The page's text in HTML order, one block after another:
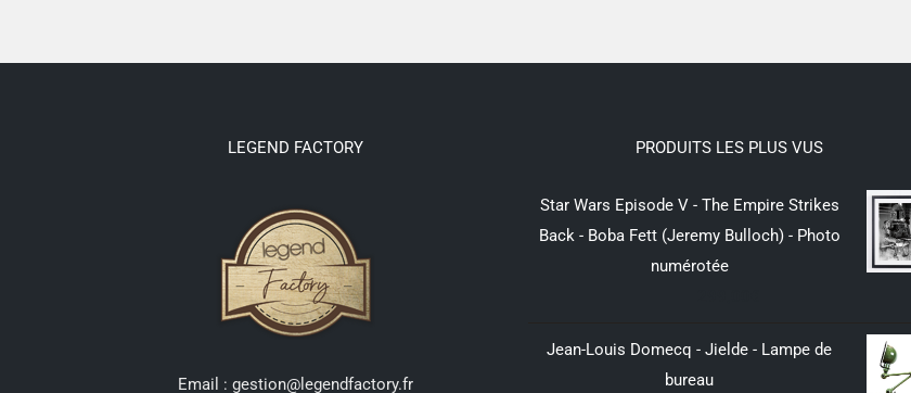
LEGEND FACTORY
Email : gestion@legendfactory.fr
PRODUITS LES PLUS VUS
Star Wars Episode V - The Empire Strikes
Back - Boba Fett (Jeremy Bulloch) - Photo
numérotée
Jean-Louis Domecq - Jielde - Lampe de
bureau